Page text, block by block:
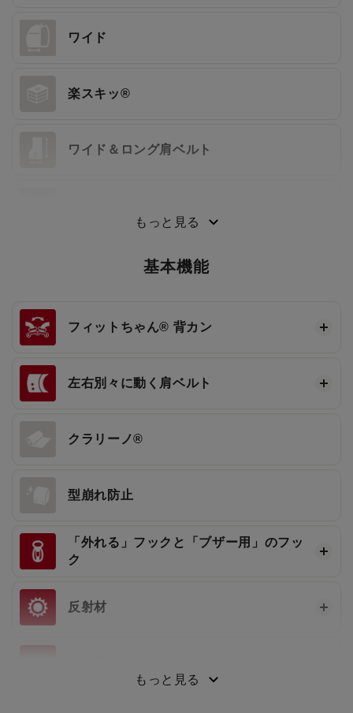
ワイド
楽スキッ®
ワイド＆ロング肩ベルト
もっと見る
基本機能
フィットちゃん® 背カン
左右別々に動く肩ベルト
クラリーノ®
型崩れ防止
「外れる」フックと「ブザー用」のフッ
ク
反射材
もっと見る